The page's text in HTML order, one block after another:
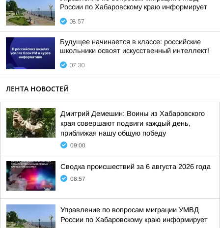
России по Хабаровскому краю информирует
08:57
Будущее начинается в классе: российские
школьники освоят искусственный интеллект!
07:30
ЛЕНТА НОВОСТЕЙ
Дмитрий Демешин: Воины из Хабаровского
края совершают подвиги каждый день,
приближая нашу общую победу
09:00
Сводка происшествий за 6 августа 2026 года
08:57
Управление по вопросам миграции УМВД
России по Хабаровскому краю информирует